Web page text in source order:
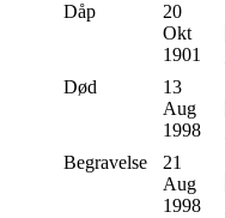
Dåp
20
Okt
1901
Død
13
Aug
1998
Begravelse
21
Aug
1998